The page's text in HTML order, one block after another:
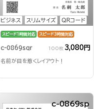
ビジネス スリムサイズ QRコード
スピード1時間対応 スピード3時間対応
c-0869sqr 100枚 3,080円
名前が目を惹くレイアウト！
c-0869sp